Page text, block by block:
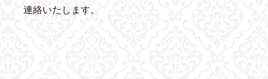
連絡いたします。